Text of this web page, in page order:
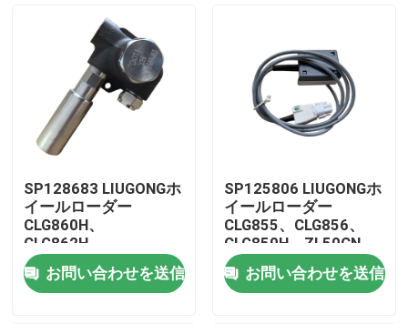
SP128683 LIUGONGホ
イールローダー
CLG860H、
CLG862H、
CLG862N、
CLG870H、CLG888、
CLG890H、ZL50CN、
お問い合わせを送信
SP125806 LIUGONGホ
イールローダー
CLG855、CLG856、
CLG850H、ZL50CN、
ZL50CNX、
CLG860H、
CLG862H、
お問い合わせを送信